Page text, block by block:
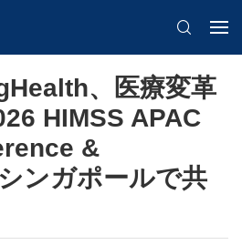
、医療変革
HIMSS APAC
&
ンガポールで共